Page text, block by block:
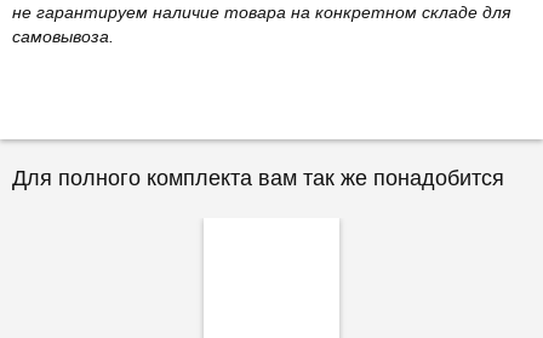
не гарантируем наличие товара на конкретном складе для
самовывоза.
Для полного комплекта вам так же понадобится